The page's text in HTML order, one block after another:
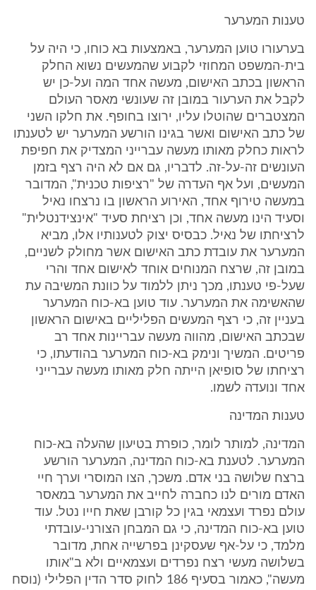
טענות המערער
בערעורו טוען המערער, באמצעות בא כוחו, כי היה על
בית-המשפט המחוזי לקבוע שהמעשים נשוא החלק
הראשון בכתב האישום, מעשה אחד המה ועל-כן יש
לקבל את הערעור במובן זה שעונשי מאסר העולם
המצטברים שהוטלו עליו, ירוצו בחופף. את חלקו השני
של כתב האישום ואשר בגינו הורשע המערער יש לטענתו
לראות כחלק מאותו מעשה עברייני המצדיק את חפיפת
העונשים זה-על-זה. לדבריו, גם אם לא היה רצף בזמן
המעשים, ועל אף העדרה של "רציפות טכנית", המדובר
במעשה טירוף אחד, האירוע הראשון בו נרצחו נאיל
וסעיד הינו מעשה אחד, וכן רציחת סעיד "אינצידנטלית"
לרציחתו של נאיל. כבסיס יצוק לטענותיו אלו, מביא
המערער את עובדת כתב האישום אשר מחולק לשניים,
במובן זה, שרצח המנוחים אוחד לאישום אחד והרי
שעל-פי טענתו, מכך ניתן ללמוד על כוונת המשיבה עת
שהאשימה את המערער. עוד טוען בא-כוח המערער
בעניין זה, כי רצף המעשים הפליליים באישום הראשון
שבכתב האישום, מהווה מעשה עבריינות אחד רב
פריטים. המשיך ונימק בא-כוח המערער בהודעתו, כי
רציחתו של סופיאן הייתה חלק מאותו מעשה עברייני
אחד ונועדה לשמו.
טענות המדינה
המדינה, למותר לומר, כופרת בטיעון שהעלה בא-כוח
המערער. לטענת בא-כוח המדינה, המערער הורשע
ברצח שלושה בני אדם. משכך, הצו המוסרי וערך חיי
האדם מורים לנו כחברה לחייב את המערער במאסר
עולם נפרד ועצמאי בגין כל קורבן שאת חייו נטל. עוד
טוען בא-כוח המדינה, כי גם המבחן הצורני-עובדתי
מלמד, כי על-אף שעסקינן בפרשייה אחת, מדובר
בשלושה מעשי רצח נפרדים ועצמאיים ולא ב"אותו
מעשה", כאמור בסעיף 186 לחוק סדר הדין הפלילי (נוסח